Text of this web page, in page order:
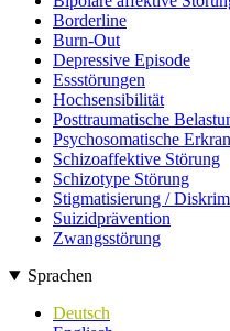
Borderline
Burn-Out
Depressive Episode
Essstörungen
Hochsensibilität
Posttraumatische
Psychosomatische
Schizoaffektive Störung
Schizotype Störung
Stigmatisierung /
Suizidprävention
Zwangsstörung
Sprachen
Deutsch